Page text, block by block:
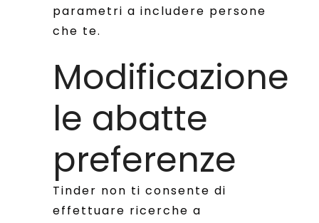
parametri a includere persone
che te.
Modificazione
le abatte
preferenze
Tinder non ti consente di
effettuare ricerche a